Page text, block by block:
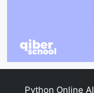
Python Online AI